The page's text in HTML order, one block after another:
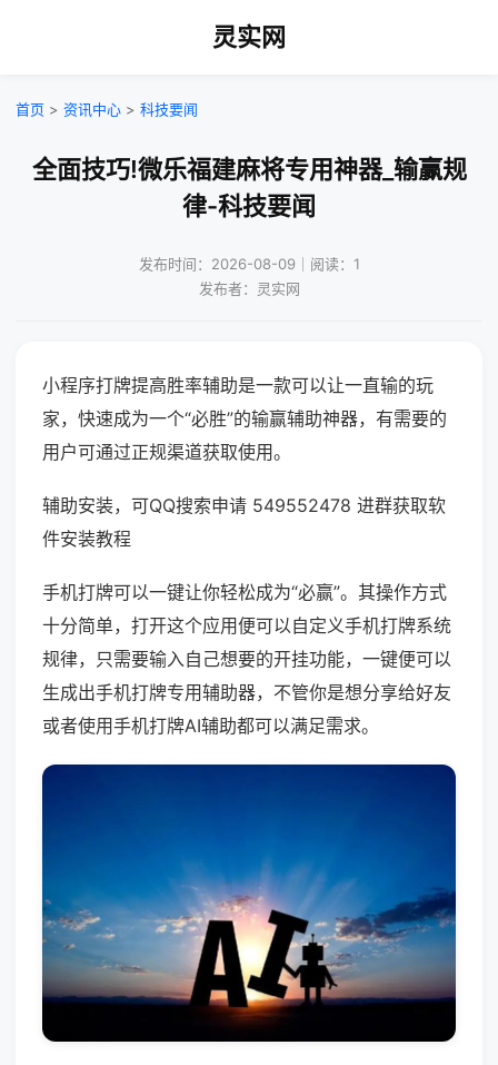
灵实网
首页 > 资讯中心 > 科技要闻
全面技巧!微乐福建麻将专用神器_输赢规
律-科技要闻
发布时间：2026-08-09｜阅读：1
发布者：灵实网
小程序打牌提高胜率辅助是一款可以让一直输的玩
家，快速成为一个“必胜”的输赢辅助神器，有需要的
用户可通过正规渠道获取使用。
辅助安装，可QQ搜索申请 549552478 进群获取软
件安装教程
手机打牌可以一键让你轻松成为“必赢”。其操作方式
十分简单，打开这个应用便可以自定义手机打牌系统
规律，只需要输入自己想要的开挂功能，一键便可以
生成出手机打牌专用辅助器，不管你是想分享给好友
或者使用手机打牌AI辅助都可以满足需求。